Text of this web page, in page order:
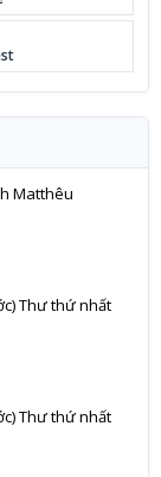
Matthêu
Thư thứ nhất
Thư thứ nhất